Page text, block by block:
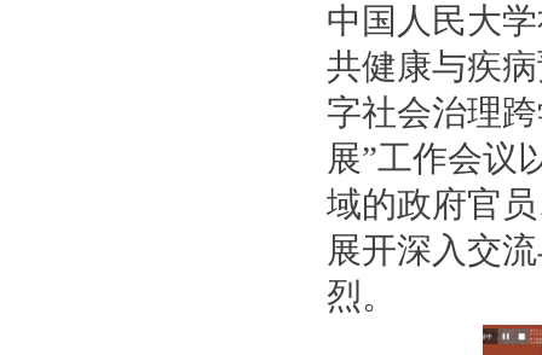
中国人民大
共健康与疾
字社会治理
展”工作会议
域的政府官
展开深入交
烈。